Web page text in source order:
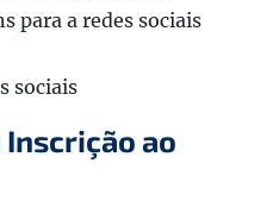
para a redes sociais
sociais
ao